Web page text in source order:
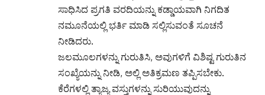
ಸಾಧಿಸಿದ ಪ್ರಗತಿ ವರದಿಯನ್ನು ಕಡ್ಡಾಯವಾಗಿ ನಿಗದಿತ
ನಮೂನೆಯಲ್ಲಿ ಭರ್ತಿ ಮಾಡಿ ಸಲ್ಲಿಸುವಂತೆ ಸೂಚನೆ
ನೀಡಿದರು.
ಜಲಮೂಲಗಳನ್ನು ಗುರುತಿಸಿ, ಅವುಗಳಿಗೆ ವಿಶಿಷ್ಟ ಗುರುತಿನ
ಸಂಖ್ಯೆಯನ್ನು ನೀಡಿ, ಅಲ್ಲಿ ಅತಿಕ್ರಮಣ ತಪ್ಪಿಸಬೇಕು.
ಕೆರೆಗಳಲ್ಲಿ ತ್ಯಾಜ್ಯ ವಸ್ತುಗಳನ್ನು ಸುರಿಯುವುದನ್ನು